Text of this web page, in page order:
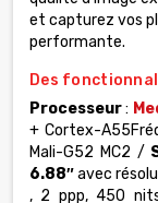
et capturez vos
performante.
Des
Processeur:
+ Cortex-
Mali-G52 MC2 /
6.88″avec
, 2 ppp, 450